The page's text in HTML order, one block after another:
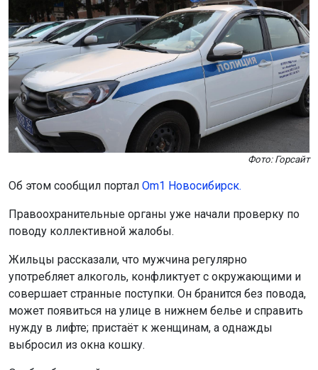
Фото: Горсайт
Об этом сообщил портал Om1 Новосибирск.
Правоохранительные органы уже начали проверку по
поводу коллективной жалобы.
Жильцы рассказали, что мужчина регулярно
употребляет алкоголь, конфликтует с окружающими и
совершает странные поступки. Он бранится без повода,
может появиться на улице в нижнем белье и справить
нужду в лифте; пристаёт к женщинам, а однажды
выбросил из окна кошку.